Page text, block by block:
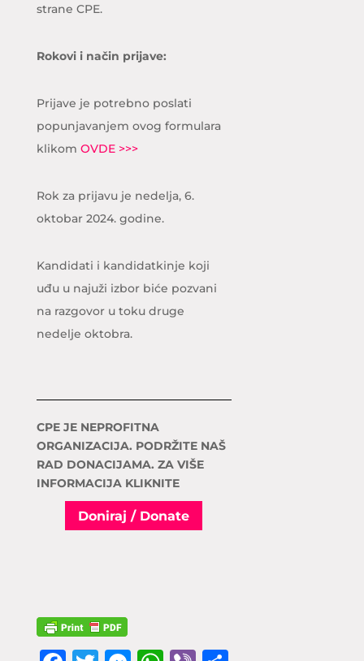
strane CPE.
Rokovi i način prijave:
Prijave je potrebno poslati
popunjavanjem ovog formulara
klikom OVDE >>>
Rok za prijavu je nedelja, 6.
oktobar 2024. godine.
Kandidati i kandidatkinje koji
uđu u najuži izbor biće pozvani
na razgovor u toku druge
nedelje oktobra.
CPE JE NEPROFITNA
ORGANIZACIJA. PODRŽITE NAŠ
RAD DONACIJAMA. ZA VIŠE
INFORMACIJA KLIKNITE
Doniraj / Donate